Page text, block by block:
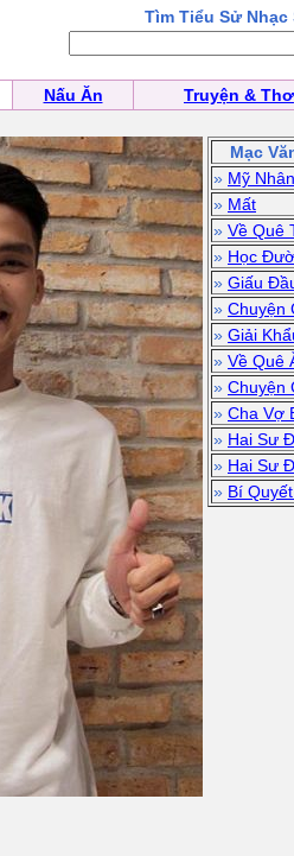
Tìm Tiểu Sử Nhạc
Nấu Ăn Truyện & Thơ
Mạc
» Mỹ
» Mất
» Về Quê
» Học
» Giấu
» Chuyện
» Giải
» Về Quê
» Chuyện
» Cha Vợ
» Hai Sư
» Hai Sư
» Bí